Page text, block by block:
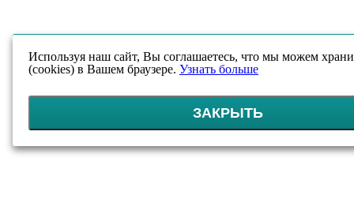
Используя наш сайт, Вы соглашаетесь, что мы можем
(cookies) в Вашем браузере. Узнать больше
ЗАКРЫТЬ